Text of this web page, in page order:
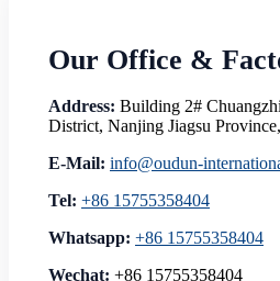
Our Office &
Address: Building 2#
District, Nanjing Jiagsu
E-Mail: info@oudun-
Tel: +86 15755358404
Whatsapp: +86 15755358404
Wechat: +86 15755358404